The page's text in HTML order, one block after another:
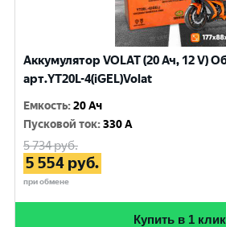
Аккумулятор VOLAT (20 Ач, 12 V)
арт.YT20L-4(iGEL)Volat
Емкость:20 Ач
Пусковой ток:330 A
5 734руб.
5 554 руб.
при обмене
Купить в 1 клик